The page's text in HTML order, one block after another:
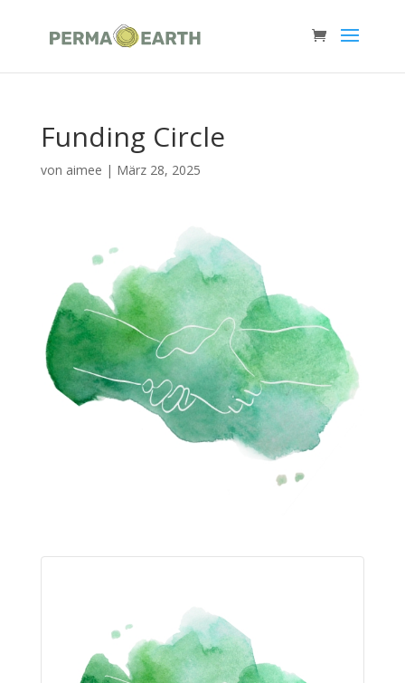
Funding Circle
von aimee | März 28, 2025